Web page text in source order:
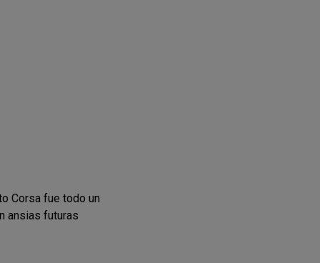
Corsa fue todo un
ansias futuras